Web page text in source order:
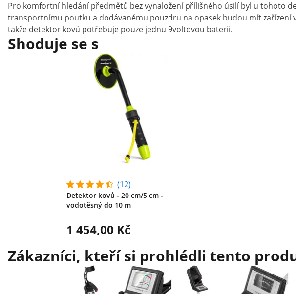
Pro komfortní hledání předmětů bez vynaložení přílišného úsilí byl u tohoto
transportnímu poutku a dodávanému pouzdru na opasek budou mít zařízení
takže detektor kovů potřebuje pouze jednu 9voltovou baterii.
Shoduje se s
(12)
Detektor kovů - 20 cm/5 cm -
vodotěsný do 10 m
1 454,00 Kč
Zákazníci, kteří si prohlédli tento